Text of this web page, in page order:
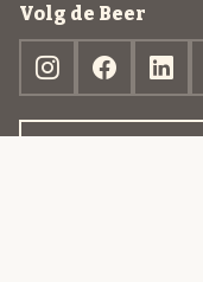
Volg de Beer